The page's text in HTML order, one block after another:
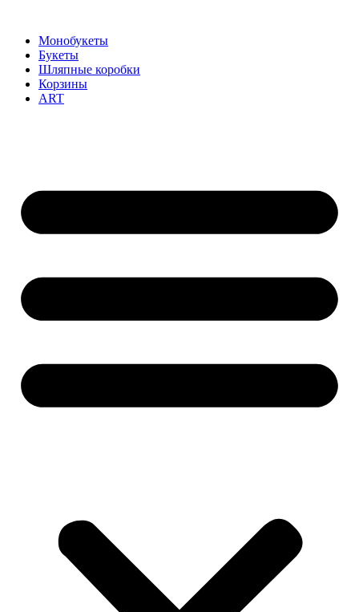
Монобукеты
Букеты
Шляпные коробки
Корзины
ART